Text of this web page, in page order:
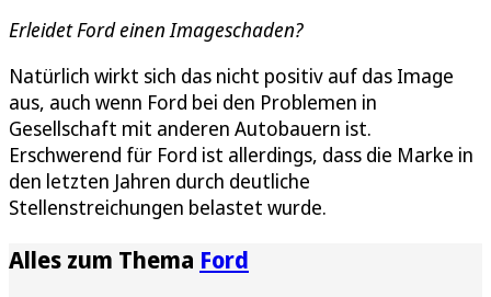
Erleidet Ford einen Imageschaden?
Natürlich wirkt sich das nicht positiv auf das Image
aus, auch wenn Ford bei den Problemen in
Gesellschaft mit anderen Autobauern ist.
Erschwerend für Ford ist allerdings, dass die Marke in
den letzten Jahren durch deutliche
Stellenstreichungen belastet wurde.
Alles zum Thema Ford